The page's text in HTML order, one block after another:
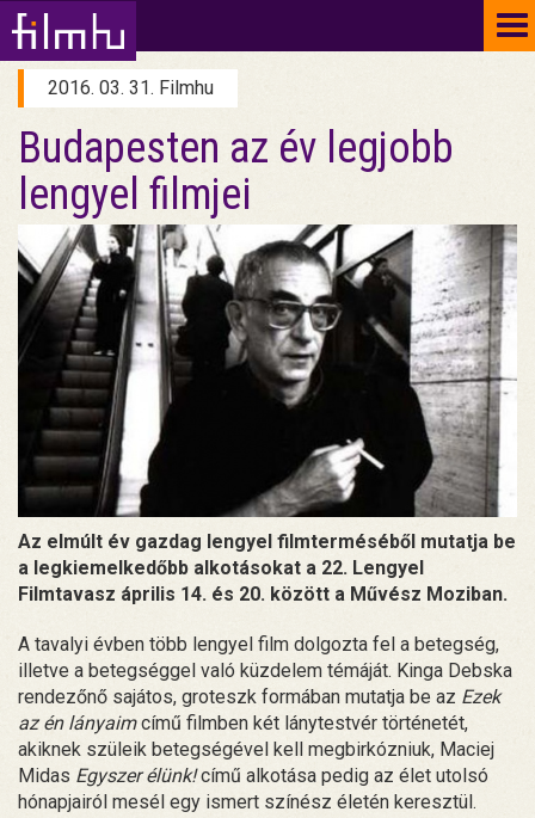
2016. 03. 31. Filmhu
Budapesten az év legjobb
lengyel filmjei
Az elmúlt év gazdag lengyel filmterméséből mutatja be
a legkiemelkedőbb alkotásokat a 22. Lengyel
Filmtavasz április 14. és 20. között a Művész Moziban.
A tavalyi évben több lengyel film dolgozta fel a betegség,
illetve a betegséggel való küzdelem témáját. Kinga Debska
rendezőnő sajátos, groteszk formában mutatja be az Ezek
az én lányaimcímű filmben két lánytestvér történetét,
akiknek szüleik betegségével kell megbirkózniuk, Maciej
Midas Egyszer élünk!című alkotása pedig az élet utolsó
hónapjairól mesél egy ismert színész életén keresztül.